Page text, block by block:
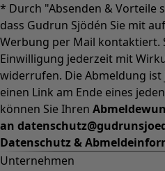
* Durch "Absenden & Vorteile
dass Gudrun Sjödén Sie mit
Werbung per Mail kontaktiert.
Einwilligung jederzeit mit
widerrufen. Die Abmeldung
einen Link am Ende eines
können Sie Ihren
an
Datenschutz &
Unternehmen